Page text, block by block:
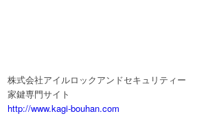
株式会社アイルロックアンドセキュリティー
家鍵専門サイト
http://www.kagi-bouhan.com